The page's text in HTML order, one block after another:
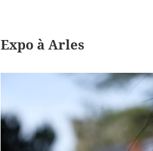
Expo à Arles